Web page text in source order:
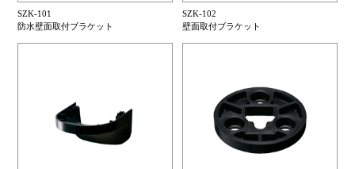
SZK-101
防水壁面取付ブラケット
SZK-102
壁面取付ブラケット